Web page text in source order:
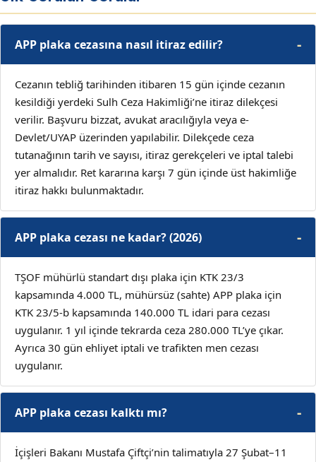
APP plaka cezasına nasıl itiraz edilir?
Cezanın tebliğ tarihinden itibaren 15 gün içinde cezanın
kesildiği yerdeki Sulh Ceza Hakimliği’ne itiraz dilekçesi
verilir. Başvuru bizzat, avukat aracılığıyla veya e-
Devlet/UYAP üzerinden yapılabilir. Dilekçede ceza
tutanağının tarih ve sayısı, itiraz gerekçeleri ve iptal talebi
yer almalıdır. Ret kararına karşı 7 gün içinde üst hakimliğe
itiraz hakkı bulunmaktadır.
APP plaka cezası ne kadar? (2026)
TŞOF mühürlü standart dışı plaka için KTK 23/3
kapsamında 4.000 TL, mühürsüz (sahte) APP plaka için
KTK 23/5-b kapsamında 140.000 TL idari para cezası
uygulanır. 1 yıl içinde tekrarda ceza 280.000 TL’ye çıkar.
Ayrıca 30 gün ehliyet iptali ve trafikten men cezası
uygulanır.
APP plaka cezası kalktı mı?
İçişleri Bakanı Mustafa Çiftçi’nin talimatıyla 27 Şubat–11